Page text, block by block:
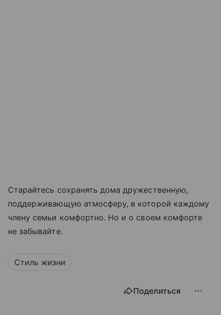
Старайтесь сохранять дома дружественную,
поддерживающую атмосферу, в которой каждому
члену семьи комфортно. Но и о своем комфорте
не забывайте.
Стиль жизни
Поделиться